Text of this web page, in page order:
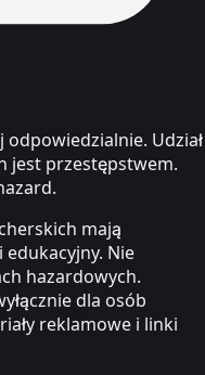
odpowiedzialnie. Udział
jest przestępstwem.
mają
Nie
hazardowych.
dla osób
reklamowe i linki